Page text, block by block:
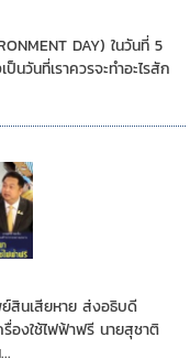
DAY) ในวันที่ 5
วันที่เราควรจะทำอะไรสัก
สินเสียหาย ส่งอธิบดี
องใช้ไฟฟ้าฟรี นายสุชาติ